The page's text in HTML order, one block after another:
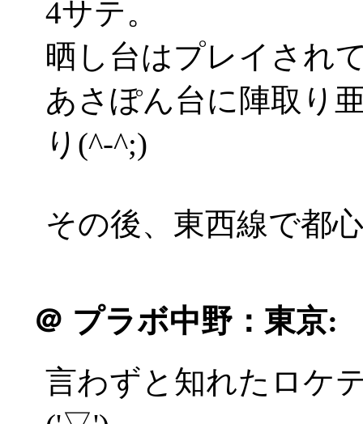
4サテ。
晒し台はプレイされ
あさぽん台に陣取り
り(^-^;)
その後、東西線で都
＠ プラボ中野：東京:
言わずと知れたロケ